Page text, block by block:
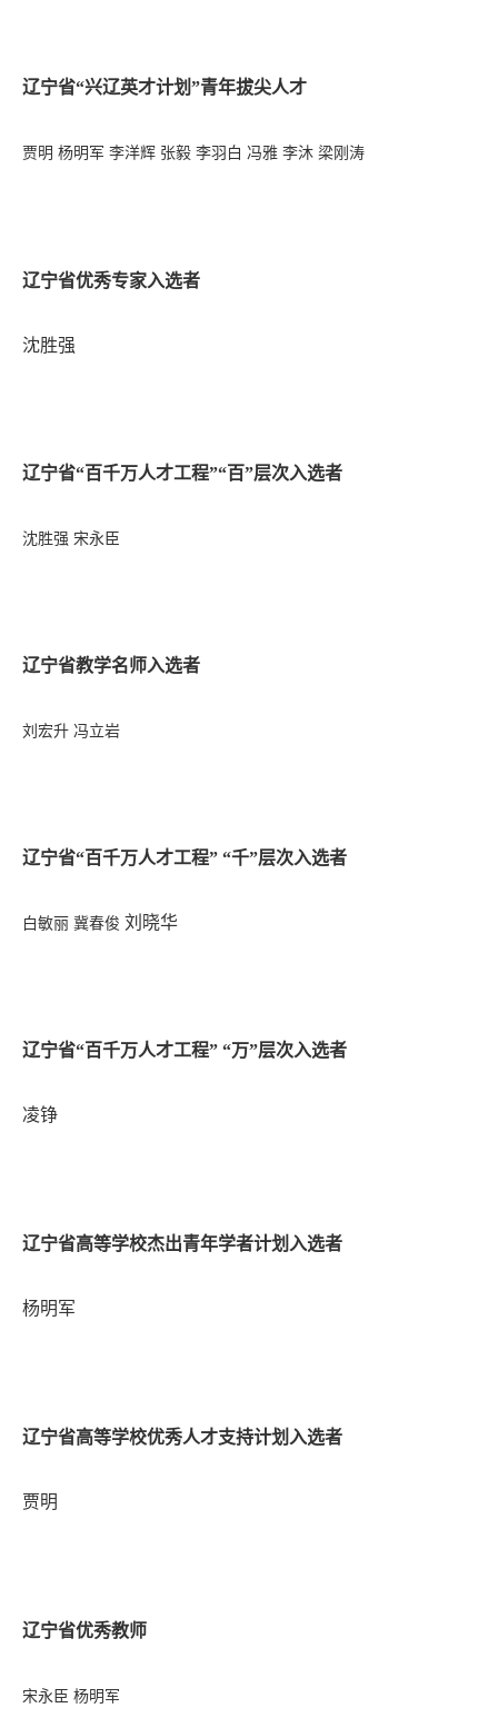
辽宁省“兴辽英才计划”青年拔尖人才
贾明 杨明军 李洋辉 张毅 李羽白 冯雅 李沐 梁刚涛
辽宁省优秀专家入选者
沈胜强
辽宁省“百千万人才工程”“百”层次入选者
沈胜强 宋永臣
辽宁省教学名师入选者
刘宏升 冯立岩
辽宁省“百千万人才工程” “千”层次入选者
白敏丽 冀春俊 刘晓华
辽宁省“百千万人才工程” “万”层次入选者
凌铮
辽宁省高等学校杰出青年学者计划入选者
杨明军
辽宁省高等学校优秀人才支持计划入选者
贾明
辽宁省优秀教师
宋永臣 杨明军